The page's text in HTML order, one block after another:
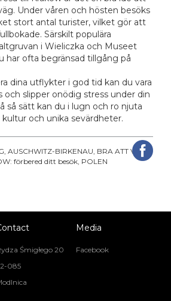
Under våren och hösten besöks
stort antal turister, vilket gör att
Särskilt populära
i Wieliczka och Museet
har ofta begränsad tillgång på
dina utflykter i god tid kan du vara
och slipper onödig stress under din
så sätt kan du i lugn och ro njuta
kultur och unika sevärdheter.
AUSCHWITZ-BIRKENAU BRA ATT VETA
förbered ditt besök POLEN
Śmigłego 20
085
Media
Facebook